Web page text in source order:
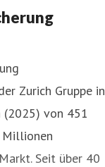
Zurich Gruppe in
(2025) von 451
Seit über 40